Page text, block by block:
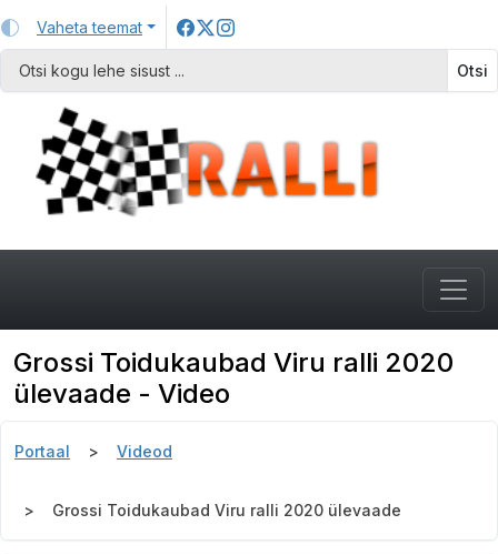
Vaheta teemat
Otsi
Grossi Toidukaubad Viru ralli 2020
ülevaade - Video
Portaal Videod
Grossi Toidukaubad Viru ralli 2020 ülevaade